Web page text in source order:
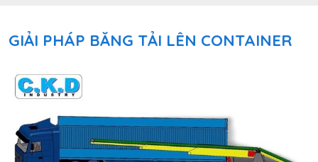
GIẢI PHÁP BĂNG TẢI LÊN CONTAINER